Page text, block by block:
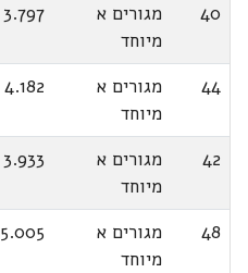
40
מגורים א
מיוחד
3.797
44
מגורים א
מיוחד
4.182
42
מגורים א
מיוחד
3.933
48
מגורים א
מיוחד
5.005